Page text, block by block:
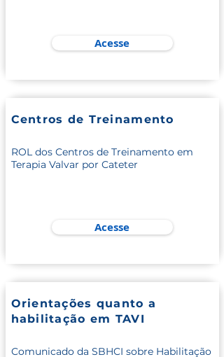
Acesse
Centros de Treinamento
ROL dos Centros de Treinamento em
Terapia Valvar por Cateter
Acesse
Orientações quanto a
habilitação em TAVI
Comunicado da SBHCI sobre Habilitação